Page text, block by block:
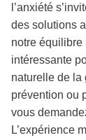
l’anxiété
des solutions
notre équilibre
intéressante
naturelle de la
prévention ou
vous
L’expérience